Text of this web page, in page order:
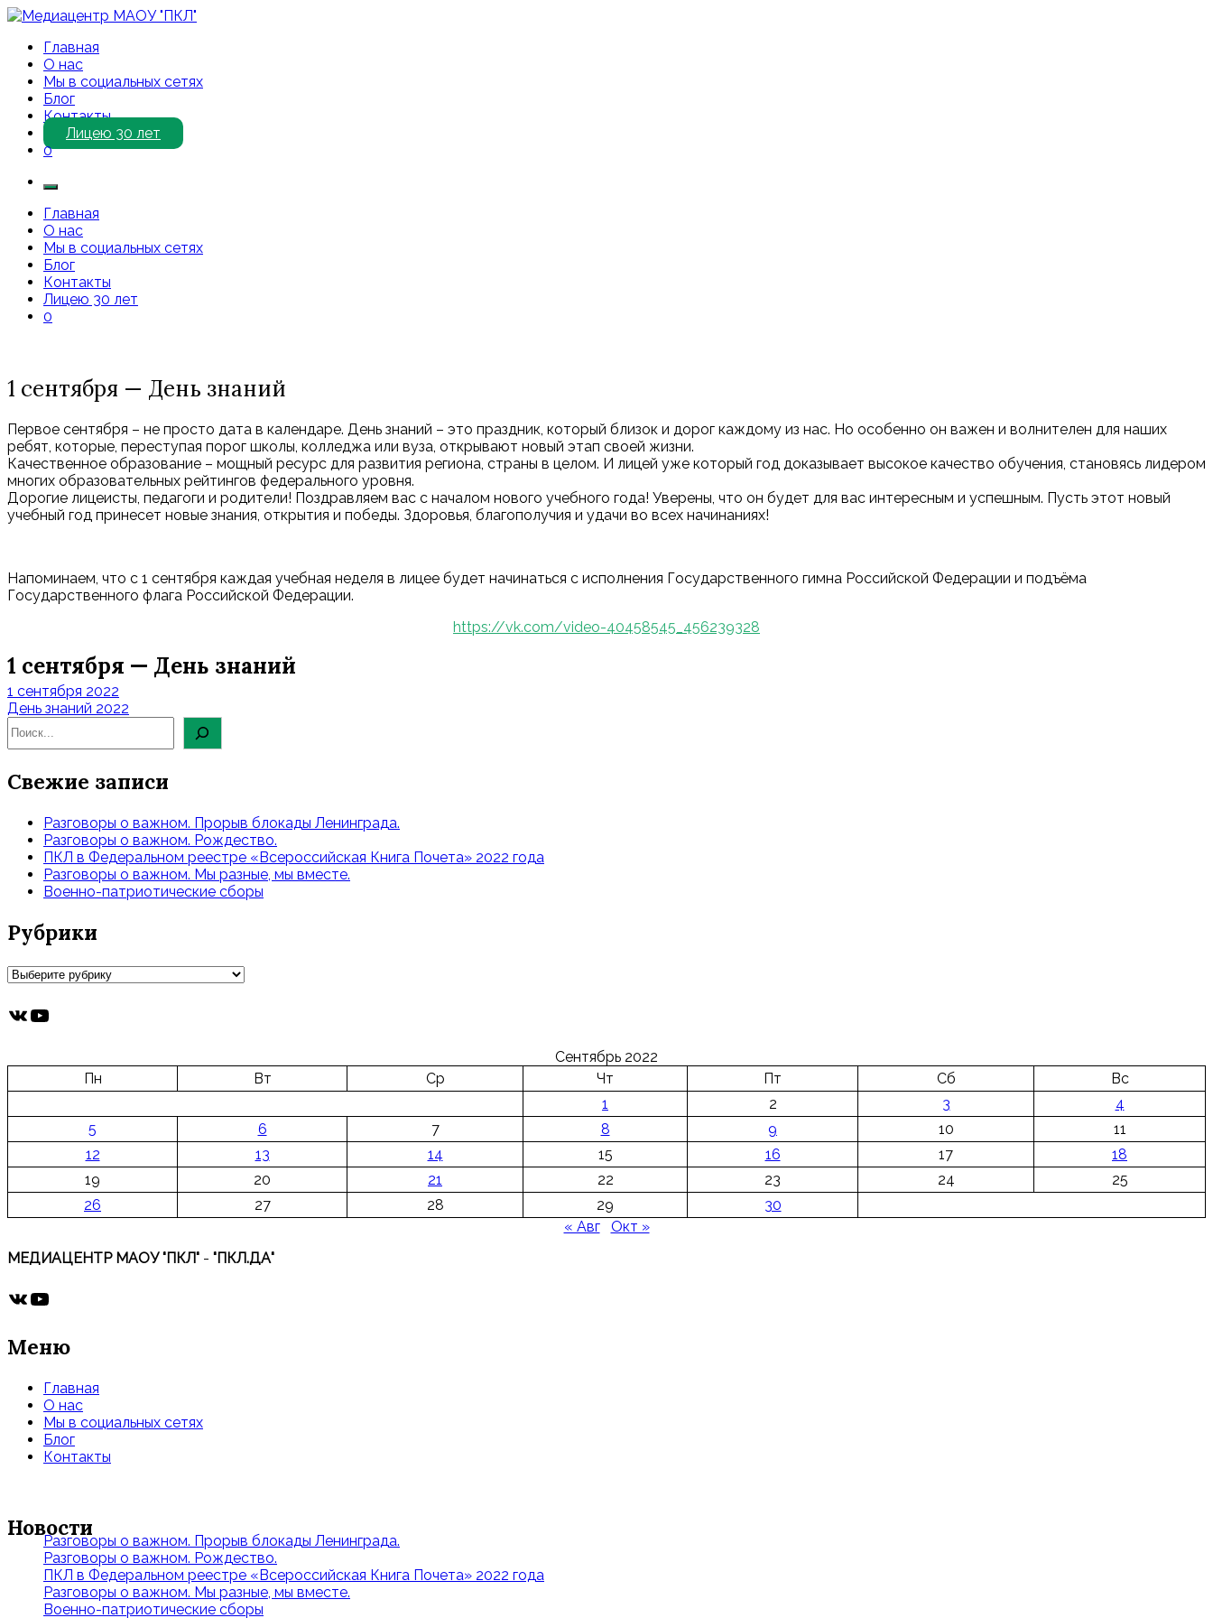
Перейти
содержимому
Медиацентр МАОУ "ПКЛ"
Приветствуем Вас на нашем сайте!
Главная
О нас
Мы в социальных сетях
Блог
Контакты
Лицею 30 лет
0
Главная
О нас
Мы в социальных сетях
Блог
Контакты
Лицею 30 лет
0
1 сентября — День знаний
Первое сентября – не просто дата в календаре. День знаний – это праздник, который близок и дорог каждому из нас. Но особенно он важен и волнителен для наших
ребят, которые, переступая порог школы, колледжа или вуза, открывают новый этап своей жизни.
Качественное образование – мощный ресурс для развития региона, страны в целом. И лицей уже который год доказывает высокое качество обучения, становясь лидером
многих образовательных рейтингов федерального уровня.
Дорогие лицеисты, педагоги и родители! Поздравляем вас с началом нового учебного года! Уверены, что он будет для вас интересным и успешным. Пусть этот новый
учебный год принесет новые знания, открытия и победы. Здоровья, благополучия и удачи во всех начинаниях!
Напоминаем, что с 1 сентября каждая учебная неделя в лицее будет начинаться с исполнения Государственного гимна Российской Федерации и подъёма
Государственного флага Российской Федерации.
https://vk.com/video-40458545_456239328
1 сентября — День знаний
Навигация
по
записям
1 сентября 2022
День знаний 2022
Свежие записи
Разговоры о важном. Прорыв блокады Ленинграда.
Разговоры о важном. Рождество.
ПКЛ в Федеральном реестре «Всероссийская Книга Почета» 2022 года
Разговоры о важном. Мы разные, мы вместе.
Военно-патриотические сборы
Рубрики
Рубрики
ВКонтакте
YouTube
Сентябрь 2022
Пн
Вт Ср Чт Пт Сб
Вс
1
2 3
4
5
6 7 8 9 10
11
12
13 14 15 16 17
18
19
20 21 22 23 24
25
26
27 28 29
30
« Авг
Окт »
МЕДИАЦЕНТР МАОУ "ПКЛ" - "ПКЛ.ДА"
ВКонтакте
YouTube
Меню
Главная
О нас
Мы в социальных сетях
Блог
Контакты
Новости
Разговоры о важном. Прорыв блокады Ленинграда.
Разговоры о важном. Рождество.
ПКЛ в Федеральном реестре «Всероссийская Книга Почета» 2022 года
Разговоры о важном. Мы разные, мы вместе.
Военно-патриотические сборы